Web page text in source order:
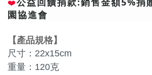
❤️
園協進會
【產品規格】
尺寸：22x15cm
重量：120克